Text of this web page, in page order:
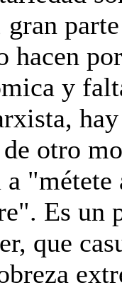
hacen
y
otro
"métete
Es un
que